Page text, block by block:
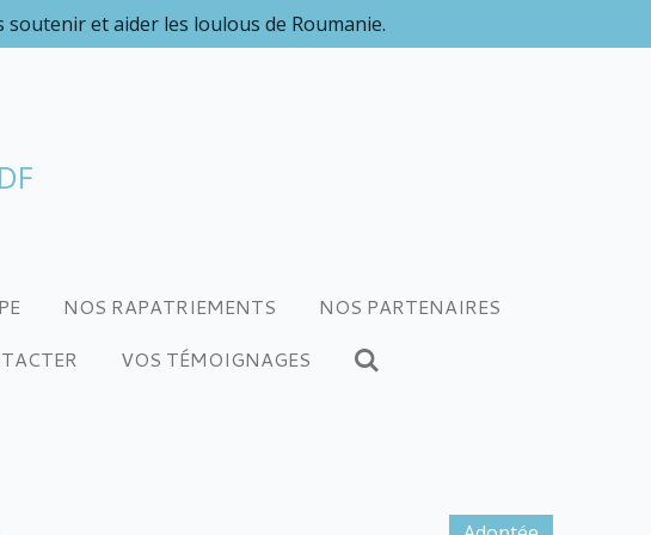
et aider les loulous de Roumanie.
NOS RAPATRIEMENTS
NOS PARTENAIRES
VOS TÉMOIGNAGES